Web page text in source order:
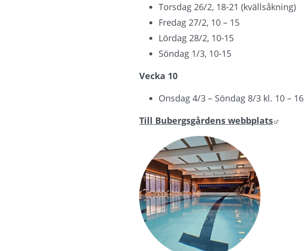
Torsdag 26/2, 18-21 (kvällsåkning)
Fredag 27/2, 10 – 15
Lördag 28/2, 10-15
Söndag 1/3, 10-15
Vecka 10
Onsdag 4/3 – Söndag 8/3 kl. 10 – 16
Till Bubergsgårdens webbplats